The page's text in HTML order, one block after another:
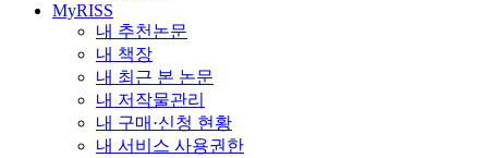
MyRISS
내 추천논문
내 책장
내 최근 본 논문
내 저작물관리
내 구매·신청 현황
내 서비스 사용권한